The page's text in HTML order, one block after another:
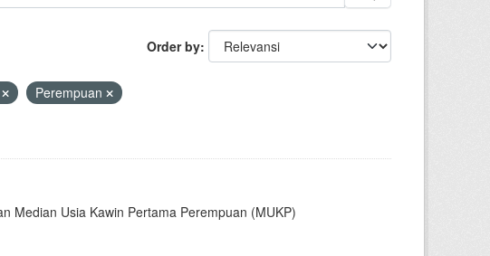
Order by
Perempuan
Median Usia Kawin Pertama Perempuan (MUKP)